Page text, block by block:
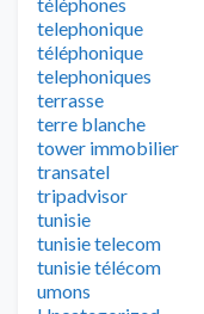
telephonique
téléphonique
telephoniques
terrasse
terre blanche
tower immobilier
transatel
tripadvisor
tunisie
tunisie telecom
tunisie télécom
umons